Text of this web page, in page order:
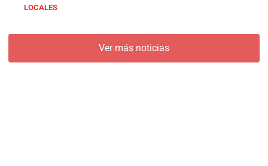
LOCALES
Ver más noticias